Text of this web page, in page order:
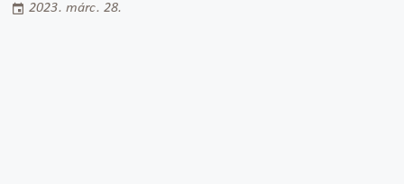
2023. márc. 28.